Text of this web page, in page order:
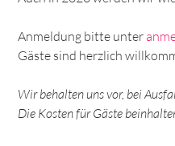
Anmeldung bitte unter
Gäste sind herzlich
Wir behalten uns vor, bei
Die Kosten für Gäste